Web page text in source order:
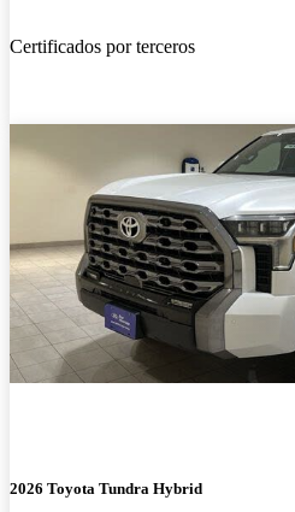
Certificados por terceros
2026 Toyota Tundra Hybrid